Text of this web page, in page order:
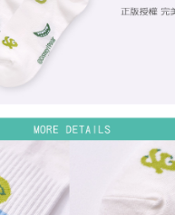
含以上)免運費